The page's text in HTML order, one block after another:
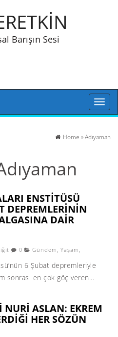
Barışın Sesi
Toggle
Home »Adıyaman
ENSTITÜSÜ
DEPREMLERININ
DAIR
0 Gündem , Yaşam ,
6 Şubat depremleriyle
sonrası en çok göç veren...
ASLAN: EKREM
HER SÖZÜN